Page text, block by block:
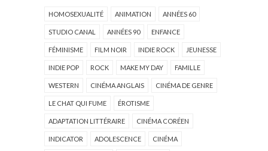
HOMOSEXUALITÉ ANIMATION ANNÉES 60
STUDIO CANAL ANNÉES 90 ENFANCE
FÉMINISME FILM NOIR INDIE ROCK JEUNESSE
INDIE POP ROCK MAKE MY DAY FAMILLE
WESTERN CINÉMA ANGLAIS CINÉMA DE GENRE
LE CHAT QUI FUME ÉROTISME
ADAPTATION LITTÉRAIRE CINÉMA CORÉEN
INDICATOR ADOLESCENCE CINÉMA